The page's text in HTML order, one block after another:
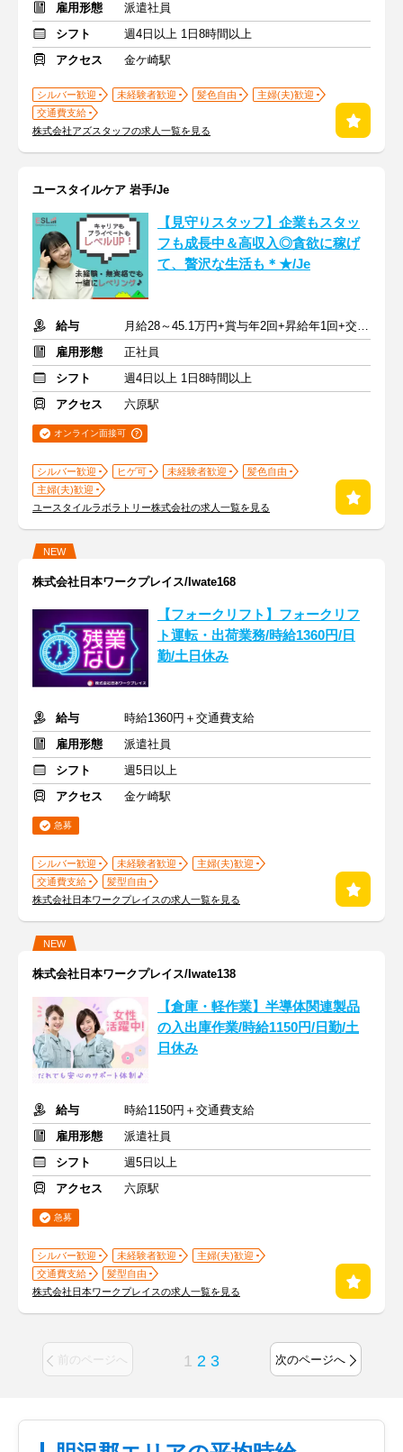
雇用形態
派遣社員
シフト
週4日以上 1日8時間以上
アクセス
金ケ崎駅
シルバー歓迎 未経験者歓迎 髪色自由
主婦(夫)歓迎
交通費支給
株式会社アズスタッフの求人一覧を見る
ユースタイルケア 岩手/Je
【見守りスタッフ】企業もスタッ
フも成長中＆高収入◎貪欲に稼げ
て、贅沢な生活も＊★/Je
給与
月給28～45.1万円+賞与年2回+昇給年1回+交通費全額
雇用形態
正社員
シフト
週4日以上 1日8時間以上
アクセス
六原駅
オンライン面接可
シルバー歓迎 ヒゲ可 未経験者歓迎
髪色自由
主婦(夫)歓迎
ユースタイルラボラトリー株式会社の求人一覧を見る
NEW
株式会社日本ワークプレイス/Iwate168
【フォークリフト】フォークリフ
ト運転・出荷業務/時給1360円/日
勤/土日休み
給与
時給1360円＋交通費支給
雇用形態
派遣社員
シフト
週5日以上
アクセス
金ケ崎駅
急募
シルバー歓迎 未経験者歓迎
主婦(夫)歓迎
交通費支給
髪型自由
株式会社日本ワークプレイスの求人一覧を見る
NEW
株式会社日本ワークプレイス/Iwate138
【倉庫・軽作業】半導体関連製品
の入出庫作業/時給1150円/日勤/土
日休み
給与
時給1150円＋交通費支給
雇用形態
派遣社員
シフト
週5日以上
アクセス
六原駅
急募
シルバー歓迎 未経験者歓迎
主婦(夫)歓迎
交通費支給
髪型自由
株式会社日本ワークプレイスの求人一覧を見る
前のページへ 1 2 3 次のページへ